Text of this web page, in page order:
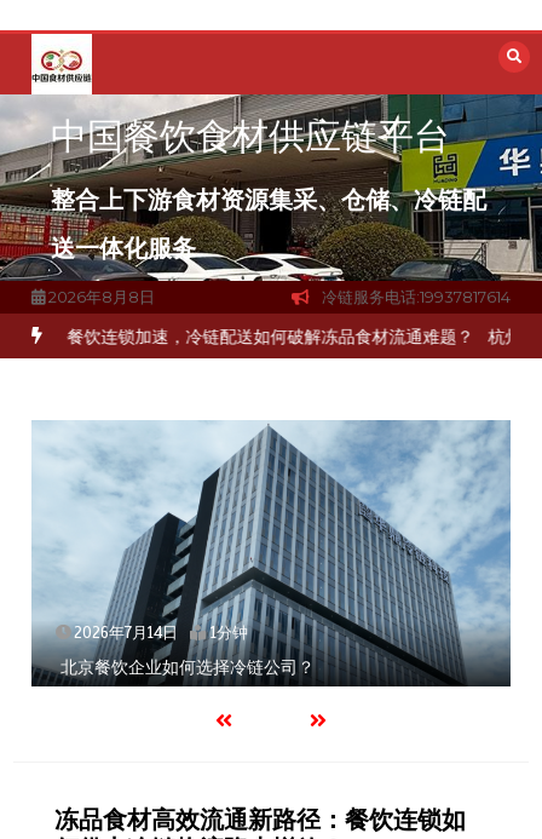
容
中国餐饮食材供应链平台
整合上下游食材资源集采、仓储、冷链配
送一体化服务
2026年8月8日 冷链服务电话:19937817614
饮连锁加速，冷链配送如何破解冻品食材流通难题？ 杭州中央厨房
2026年7月14日 1分钟
深圳冷链物流如何护航餐饮连锁？冻品食材流通全解析
冻品食材高效流通新路径：餐饮连锁如